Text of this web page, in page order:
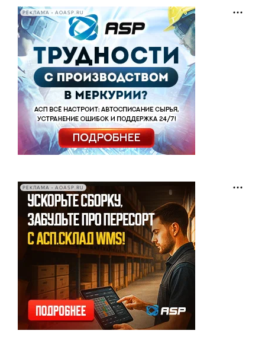
РЕКЛАМА • AOASP.RU
РЕКЛАМА • AOASP.RU